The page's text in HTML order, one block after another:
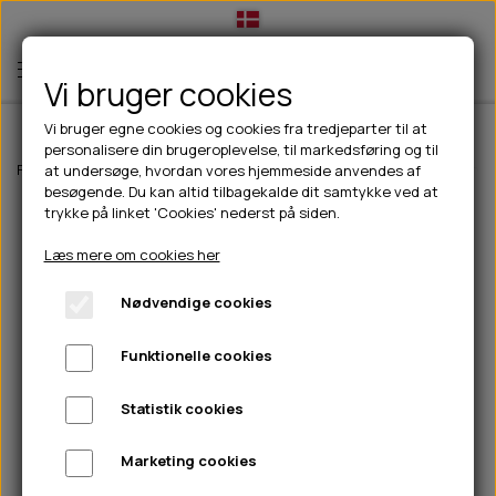
TIL HUND
💧FODER- VANDSKÅLE
CHICOPEE
GODBIDSTASKE
HALSBÅND
🦴 GODBIDDER & SNACKS
🍖 SMAGSVARIANTER
🎾 LEGETØJ
TÆNDER, ØRE, ØJE, POTER & NÆSE
🐾 UDSTYR & KOMFORT
TIL HUNDEEJER
DRIKKEFLASKER/TERMOFLASKER
HUER OG VANTER
PINEWOOD SALES
TIL KAT
TILBUD
NYHEDER
ABONNEMENT
Forside Outdoor Drikkeflasker/termoflasker Contigo
Vi bruger cookies
Vi bruger egne cookies og cookies fra tredjeparter til at
personalisere din brugeroplevelse, til markedsføring og til
at undersøge, hvordan vores hjemmeside anvendes af
besøgende. Du kan altid tilbagekalde dit samtykke ved at
trykke på linket 'Cookies' nederst på siden.
Læs mere om cookies her
Nødvendige cookies
Funktionelle cookies
Statistik cookies
Marketing cookies